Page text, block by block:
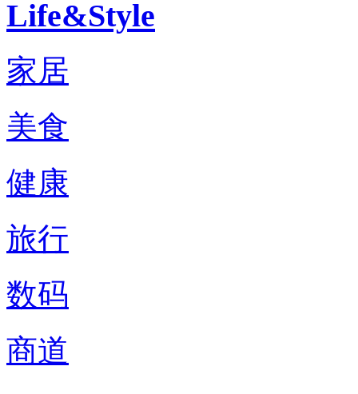
Life&Style
家居
美食
健康
旅行
数码
商道